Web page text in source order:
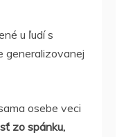
u ľudí s
generalizovanej
osebe veci
zo spánku,